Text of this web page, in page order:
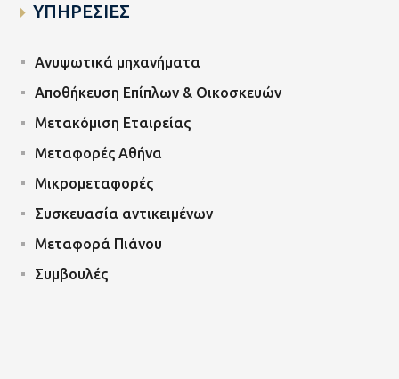
ΥΠΗΡΕΣΙΕΣ
Ανυψωτικά μηχανήματα
Αποθήκευση Επίπλων & Οικοσκευών
Μετακόμιση Εταιρείας
Μεταφορές Αθήνα
Μικρομεταφορές
Συσκευασία αντικειμένων
Μεταφορά Πιάνου
Συμβουλές